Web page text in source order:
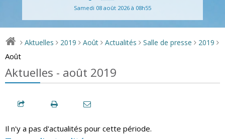
Samedi 08 août 2026 à 08h55
> Aktuelles > 2019 > Août > Actualités > Salle de presse > 2019 >
Août
Aktuelles - août 2019
Il n'y a pas d'actualités pour cette période.